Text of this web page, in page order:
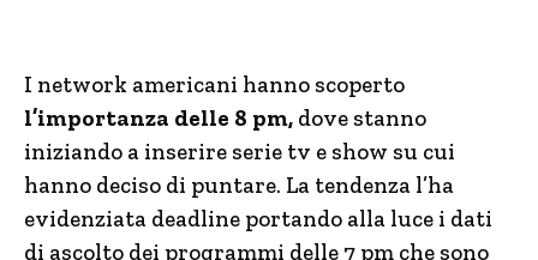
I network americani hanno scoperto
l’importanza delle 8 pm, dove stanno
iniziando a inserire serie tv e show su cui
hanno deciso di puntare. La tendenza l’ha
evidenziata deadline portando alla luce i dati
di ascolto dei programmi delle 7 pm che sono